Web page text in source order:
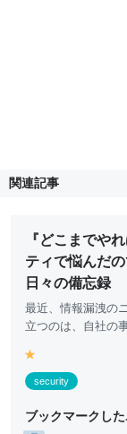
関連記事
『どこまでや
ティで悩んだ
日々の備忘録
最近、情報漏洩の
立つのは、自社の
e
ll
w
security
ブックマークし